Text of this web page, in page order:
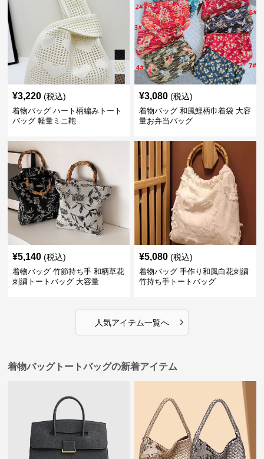
¥3,220 (税込)
着物バッグ ハート柄編みトート
バッグ 軽量ミニ鞄
¥3,080 (税込)
着物バッグ 和風鯉柄巾着袋 大容
量お弁当バッグ
¥5,140 (税込)
着物バッグ 竹節持ち手 和柄草花
刺繍トートバッグ 大容量
¥5,080 (税込)
着物バッグ 手作り和風白花刺繍
竹持ち手トートバッグ
人気アイテム一覧へ ›
着物バッグトートバッグの新着アイテム